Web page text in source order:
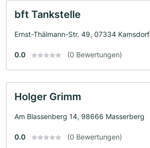
bft Tankstelle
Ernst-Thälmann-Str. 49, 07334 Kamsdorf
0.0 (0 Bewertungen)
Holger Grimm
Am Blassenberg 14, 98666 Masserberg
0.0 (0 Bewertungen)